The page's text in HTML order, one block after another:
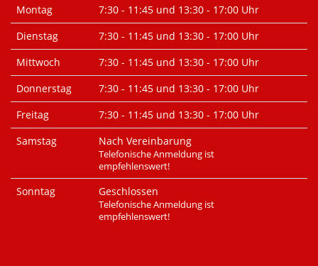
Montag
7:30 - 11:45 und 13:30 - 17:00 Uhr
Dienstag
7:30 - 11:45 und 13:30 - 17:00 Uhr
Mittwoch
7:30 - 11:45 und 13:30 - 17:00 Uhr
Donnerstag
7:30 - 11:45 und 13:30 - 17:00 Uhr
Freitag
7:30 - 11:45 und 13:30 - 17:00 Uhr
Samstag
Nach Vereinbarung
Telefonische Anmeldung ist
empfehlenswert!
Sonntag Geschlossen
Telefonische Anmeldung ist
empfehlenswert!